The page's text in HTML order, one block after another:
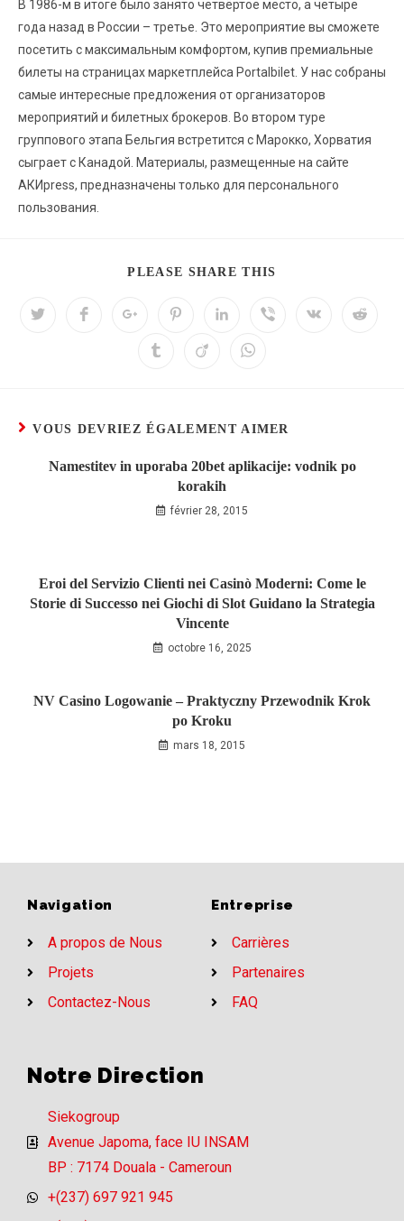
В 1986-м в итоге было занято четвёртое место, а четыре
года назад в России – третье. Это мероприятие вы сможете
посетить с максимальным комфортом, купив премиальные
билеты на страницах маркетплейса Portalbilet. У нас собраны
самые интересные предложения от организаторов
мероприятий и билетных брокеров. Во втором туре
группового этапа Бельгия встретится с Марокко, Хорватия
сыграет с Канадой. Материалы, размещенные на сайте
АКИpress, предназначены только для персонального
пользования.
PLEASE SHARE THIS
VOUS DEVRIEZ ÉGALEMENT AIMER
Namestitev in uporaba 20bet aplikacije: vodnik po
korakih
février 28, 2015
Eroi del Servizio Clienti nei Casinò Moderni: Come le
Storie di Successo nei Giochi di Slot Guidano la Strategia
Vincente
octobre 16, 2025
NV Casino Logowanie – Praktyczny Przewodnik Krok
po Kroku
mars 18, 2015
Navigation
A propos de Nous
Projets
Contactez-Nous
Entreprise
Carrières
Partenaires
FAQ
Notre Direction
Siekogroup
Avenue Japoma, face IU INSAM
BP : 7174 Douala - Cameroun
+(237) 697 921 945